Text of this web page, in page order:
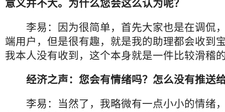
意义并不大。为什么您会这么认为呢？
李易：因为很简单，首先大家也是在调侃
端用户，但是很有趣，就是我的助理都会收到
我本人没有收到，这个本身就是一件比较滑稽
经济之声：您会有情绪吗？怎么没有推送
李易：当然了，我略微有一点小小的情绪